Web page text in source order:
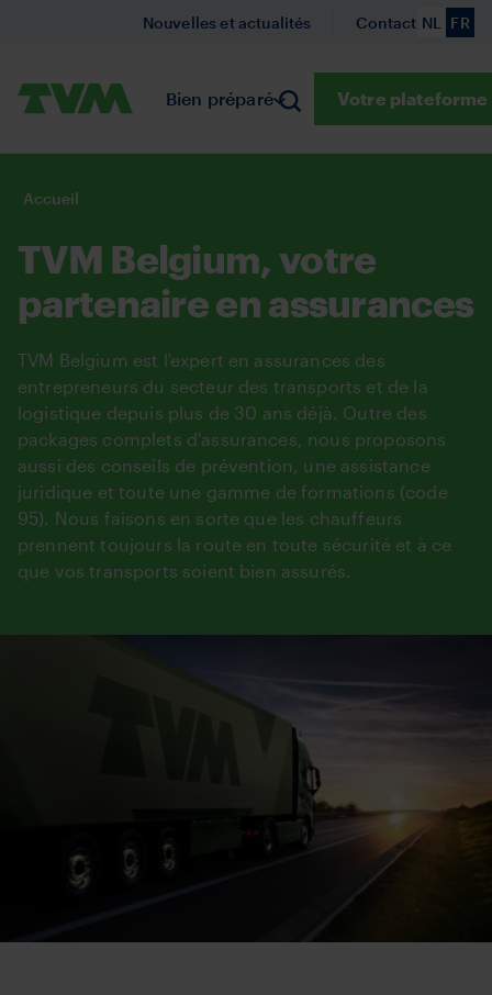
principal
TVMPrimaire
Bien préparéSubmenu Bien préparé
Prévention
RechercherVotre plateforme
Nouvelles et actualités Contact NL FR
You
here:
Accueil
TVM Belgium, votre
partenaire en assurances
TVM Belgium est l'expert en assurances des
entrepreneurs du secteur des transports et de la
logistique depuis plus de 30 ans déjà. Outre des
packages complets d'assurances, nous proposons
aussi des conseils de prévention, une assistance
juridique et toute une gamme de formations (code
95). Nous faisons en sorte que les chauffeurs
prennent toujours la route en toute sécurité et à ce
que vos transports soient bien assurés.